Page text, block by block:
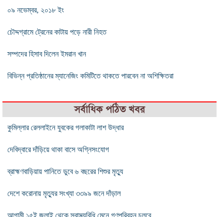
০৯ নভেম্বর, ২০১৮ ইং
চৌদ্দগ্রামে ট্রেনের কাটায় পড়ে নারী নিহত
সম্পদের হিসাব দিলেন ইমরান খান
বিভিন্ন প্রতিষ্ঠানের ম্যানেজিং কমিটিতে থাকতে পারবেন না অশিক্ষিতরা
সর্বাধিক পঠিত খবর
কুমিল্লার রেললাইনে যুবকের গলাকাটা লাশ উদ্ধার
দেবিদ্বারে দাঁড়িয়ে থাকা বাসে অগ্নিসংযোগ
ব্রাহ্মণবাড়িয়ায় পানিতে ডুবে ৬ বছরের শিশুর মৃত্যু
দেশে করোনায় মৃত্যুর সংখ্যা ৩৩৯৯ জনে দাঁড়াল
আগামী ১৫ই জুলাই থেকে স্বাস্থ্যবিধি মেনে গণপরিবহন চলবে